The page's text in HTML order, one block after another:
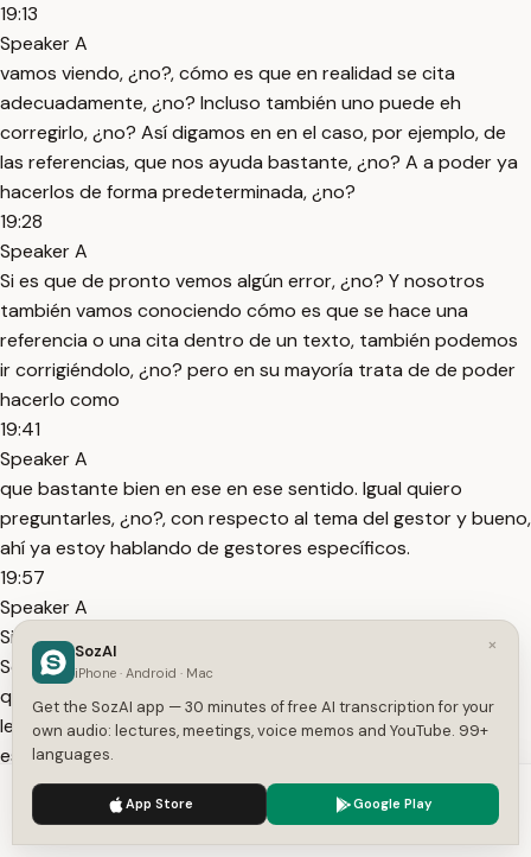
19:13
Speaker A
vamos viendo, ¿no?, cómo es que en realidad se cita
adecuadamente, ¿no? Incluso también uno puede eh
corregirlo, ¿no? Así digamos en en el caso, por ejemplo, de
las referencias, que nos ayuda bastante, ¿no? A a poder ya
hacerlos de forma predeterminada, ¿no?
19:28
Speaker A
Si es que de pronto vemos algún error, ¿no? Y nosotros
también vamos conociendo cómo es que se hace una
referencia o una cita dentro de un texto, también podemos
ir corrigiéndolo, ¿no? pero en su mayoría trata de de poder
hacerlo como
19:41
Speaker A
que bastante bien en ese en ese sentido. Igual quiero
preguntarles, ¿no?, con respecto al tema del gestor y bueno,
ahí ya estoy hablando de gestores específicos.
19:57
Speaker A
Si yo les preguntara de pronto, ¿alguno de ustedes usa
Sotero? ¿Quiénes usan, por ejemplo, Méndeley? O tal vez
quienes no usan algún gestor, ¿no? ¿Qué me dirían? No los
leo también, ¿no? Eh, si han usado tal vez alguno de esos
este
20:14
Speaker A
gestores o de pronto si es que han escuchado de ellos, pero
We use cookies to enhance your experience.
×
SozAI
iPhone · Android · Mac
Get the SozAI app — 30 minutes of free AI transcription for your
own audio: lectures, meetings, voice memos and YouTube. 99+
languages.
App Store Google Play